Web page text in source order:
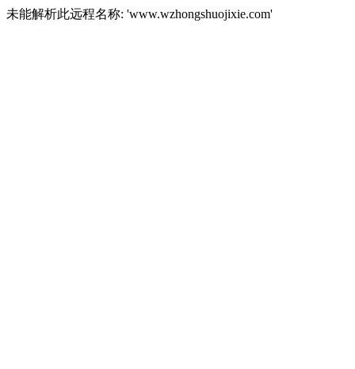
未能解析此远程名称: 'www.wzhongshuojixie.com'